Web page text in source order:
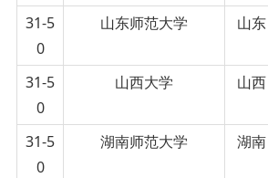
31-5
0
山东师范大学 山东
31-5
0
山西大学 山西
31-5
0
湖南师范大学 湖南